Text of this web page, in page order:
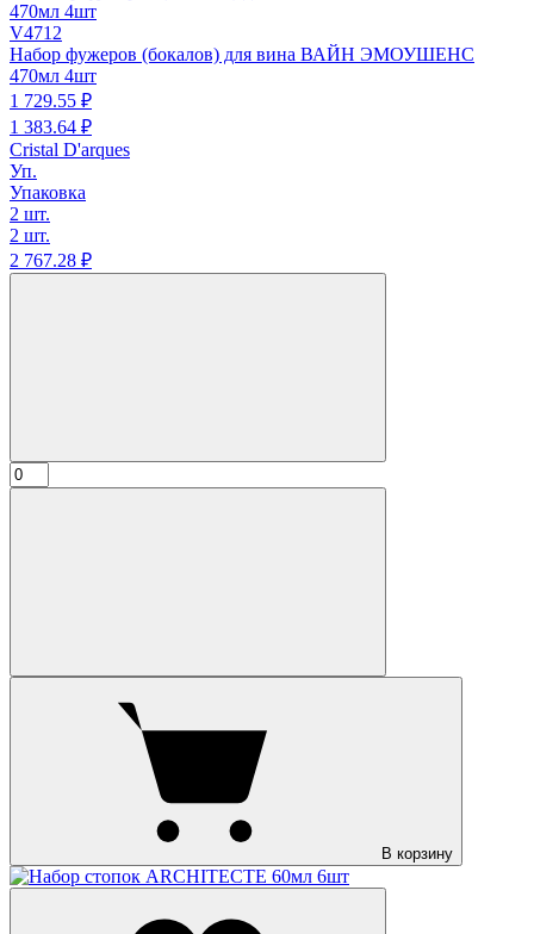
V4712
Набор фужеров (бокалов) для вина ВАЙН ЭМОУШЕНС
470мл 4шт
1 729.55 ₽
1 383.64 ₽
Cristal D'arques
Уп.
Упаковка
2 шт.
2 шт.
2 767.28 ₽
В корзину